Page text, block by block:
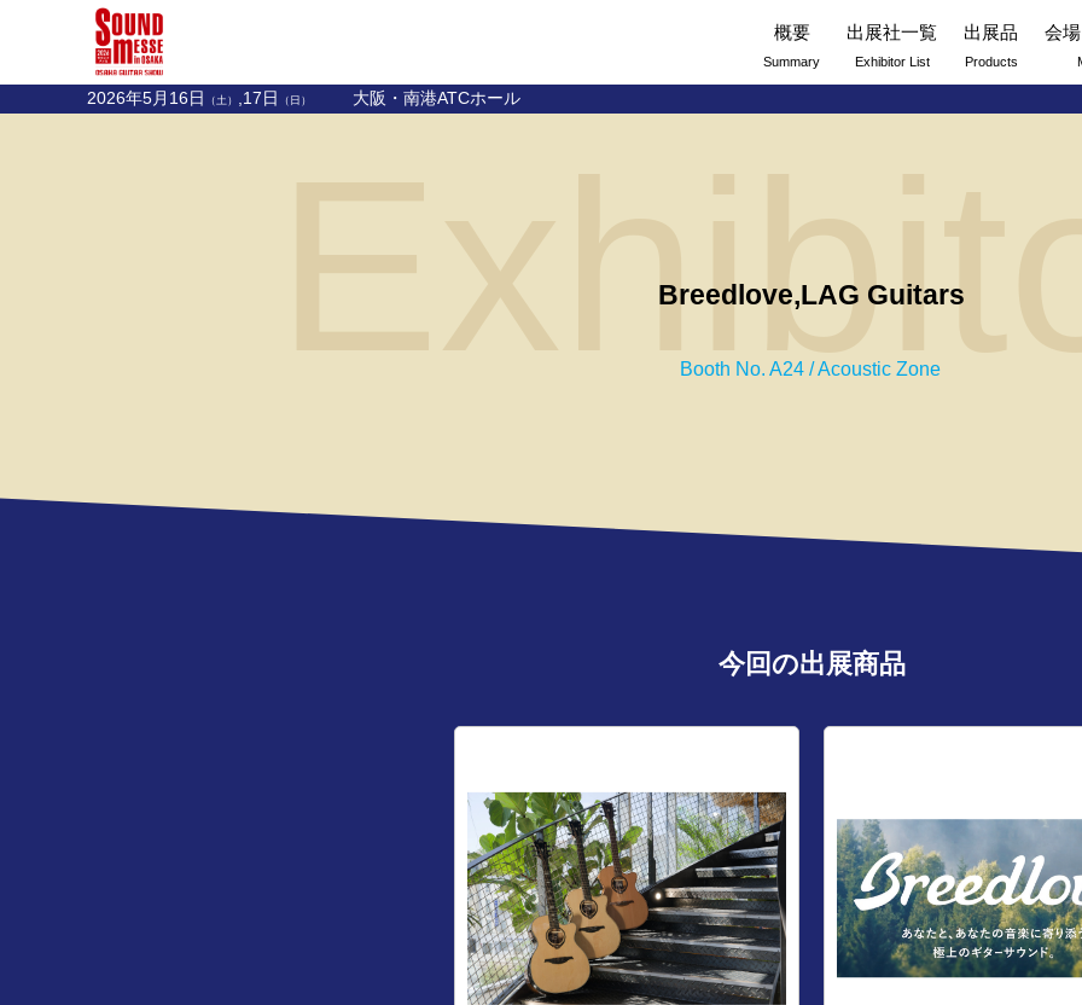
概要
Summary
出展社一覧
Exhibitor List
出展品
Products
会
2026年5月16日 （土） ,17日 （日） 大阪・南港ATCホール
Breedlove,LAG Guitars
Booth No. A24 / Acoustic Zone
今回の出展商品